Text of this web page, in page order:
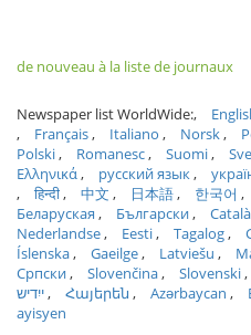
de nouveau à la liste de journaux
Newspaper list WorldWide:
Français
Italiano Norsk
Polski
Romanesc Suomi
Ελληνικά
русский язык
हिन्दी
中文 日本語 한국어
Беларуская
Български Català
Nederlandse
Eesti Tagalog
Íslenska
Gaeilge Latviešu
Српски
Slovenčina Slovenski
ייִדיש
Հայերեն Azərbaycan
ayisyen